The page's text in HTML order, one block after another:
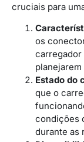
cruciais para
os
carregador
Estado do
que o
condições
durante as